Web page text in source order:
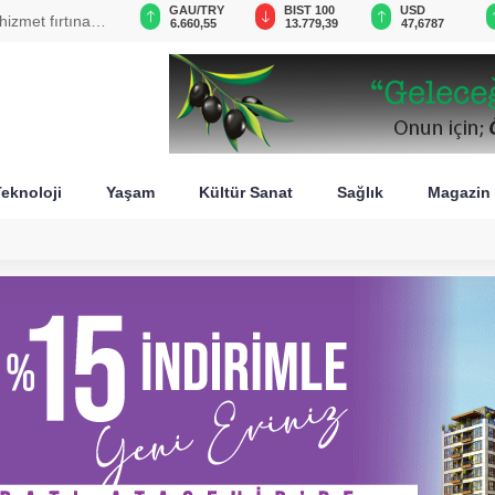
İsrail'in
6.660,55
BIST 100
13.779,39
USD
47,6787
EUR
55,1254
Yaşam Kültür Sanat Sağlık Magazin